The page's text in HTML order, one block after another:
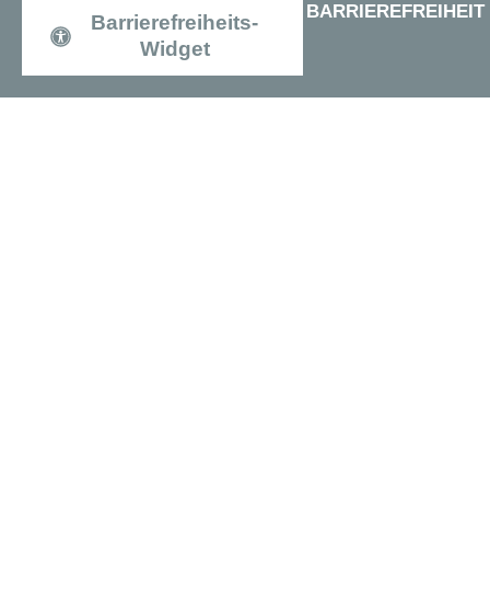
Barrierefreiheits-
Widget
BARRIEREFREIHEIT